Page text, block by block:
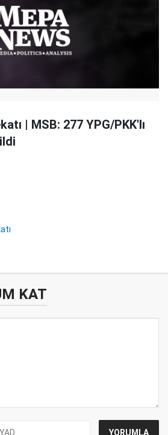
| MSB: 277 YPG/PKK'lı
KAT